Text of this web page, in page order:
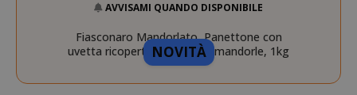
NOVITÀ
AVVISAMI QUANDO DISPONIBILE
Fiasconaro Mandorlato, Panettone con
uvetta ricoperto di glassa e mandorle, 1kg